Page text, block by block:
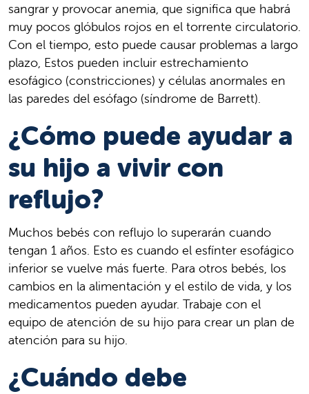
sangrar y provocar anemia, que significa que habrá
muy pocos glóbulos rojos en el torrente circulatorio.
Con el tiempo, esto puede causar problemas a largo
plazo, Estos pueden incluir estrechamiento
esofágico (constricciones) y células anormales en
las paredes del esófago (síndrome de Barrett).
¿Cómo puede ayudar a
su hijo a vivir con
reflujo?
Muchos bebés con reflujo lo superarán cuando
tengan 1 años. Esto es cuando el esfínter esofágico
inferior se vuelve más fuerte. Para otros bebés, los
cambios en la alimentación y el estilo de vida, y los
medicamentos pueden ayudar. Trabaje con el
equipo de atención de su hijo para crear un plan de
atención para su hijo.
¿Cuándo debe